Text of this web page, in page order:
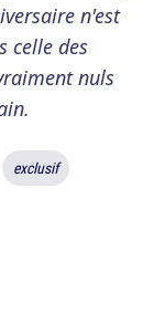
n'est
celle des
nuls
exclusif